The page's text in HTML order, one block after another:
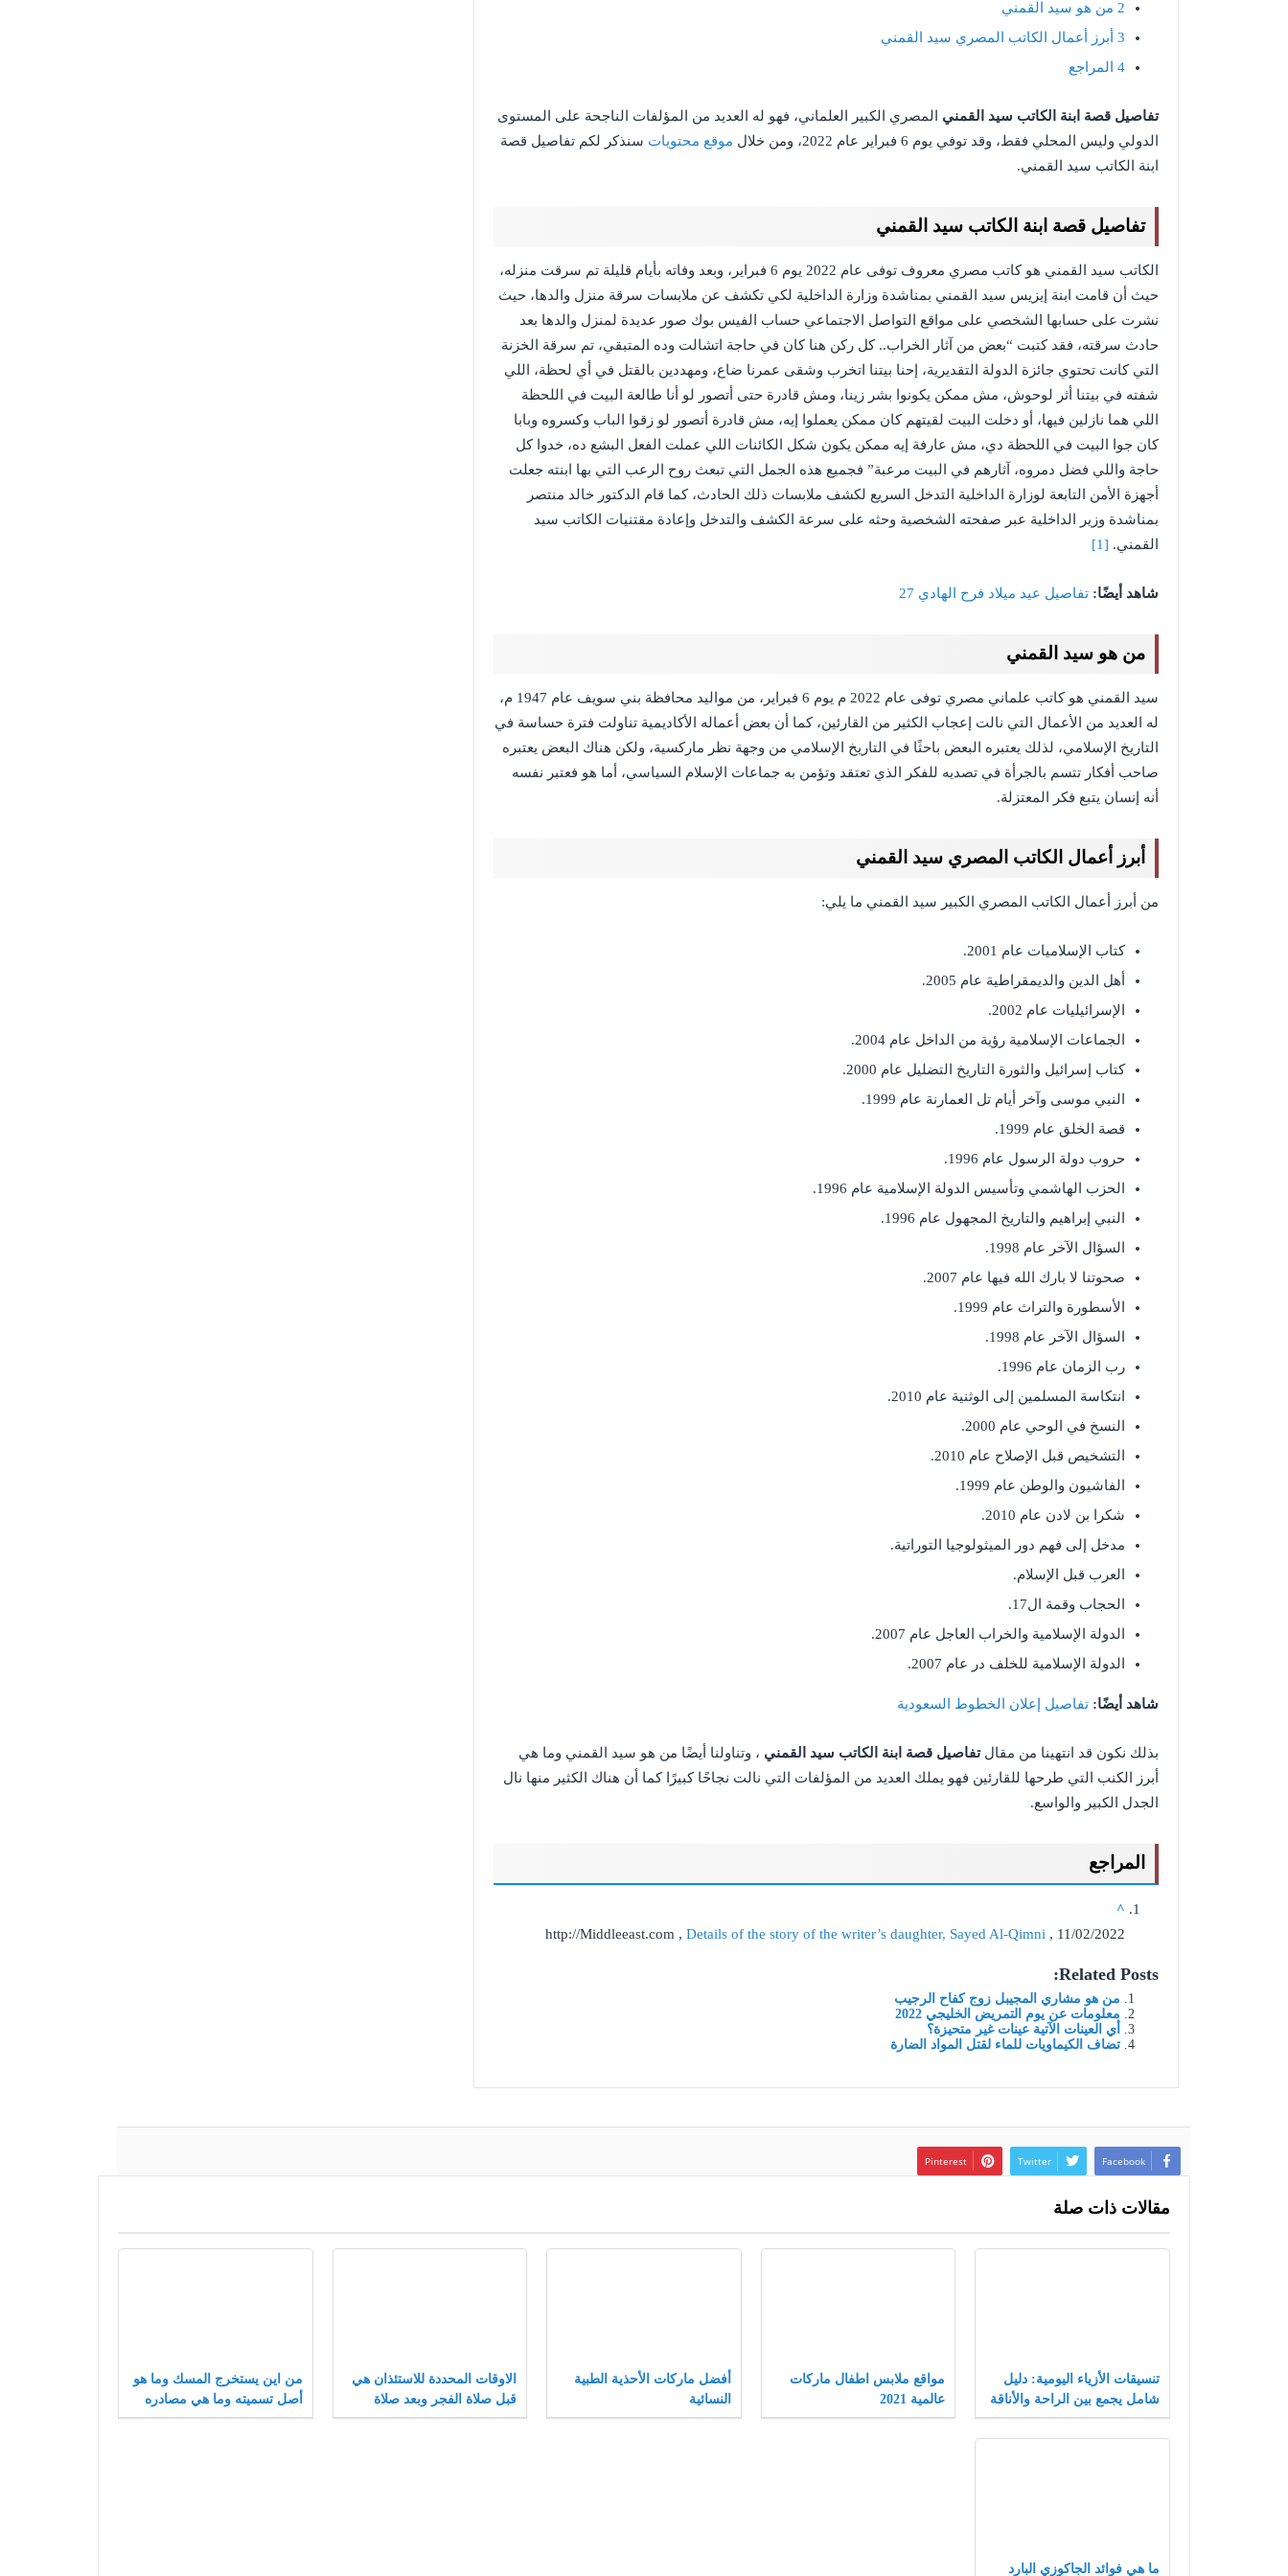
2 من هو سيد القمني
3 أبرز أعمال الكاتب المصري سيد القمني
4 المراجع
تفاصيل قصة ابنة الكاتب سيد القمني المصري الكبير العلماني، فهو له العديد من المؤلفات الناجحة على المستوى
الدولي وليس المحلي فقط، وقد توفي يوم 6 فبراير عام 2022، ومن خلال
موقع محتويات سنذكر لكم تفاصيل قصة
ابنة الكاتب سيد القمني.
تفاصيل قصة ابنة الكاتب سيد القمني
الكاتب سيد القمني هو كاتب مصري معروف توفى عام 2022 يوم 6 فبراير، وبعد وفاته بأيام قليلة تم سرقت منزله،
حيث أن قامت ابنة إيزيس سيد القمني بمناشدة وزارة الداخلية لكي تكشف عن ملابسات سرقة منزل والدها، حيث
نشرت على حسابها الشخصي على مواقع التواصل الاجتماعي حساب الفيس بوك صور عديدة لمنزل والدها بعد
حادث سرقته، فقد كتبت “بعض من آثار الخراب.. كل ركن هنا كان في حاجة اتشالت وده المتبقي، تم سرقة الخزنة
التي كانت تحتوي جائزة الدولة التقديرية، إحنا بيتنا اتخرب وشقى عمرنا ضاع، ومهددين بالقتل في أي لحظة، اللي
شفته في بيتنا أثر لوحوش، مش ممكن يكونوا بشر زينا، ومش قادرة حتى أتصور لو أنا طالعة البيت في اللحظة
اللي هما نازلين فيها، أو دخلت البيت لقيتهم كان ممكن يعملوا إيه، مش قادرة أتصور لو زقوا الباب وكسروه وبابا
كان جوا البيت في اللحظة دي، مش عارفة إيه ممكن يكون شكل الكائنات اللي عملت الفعل البشع ده، خدوا كل
حاجة واللي فضل دمروه، آثارهم في البيت مرعبة” فجميع هذه الجمل التي تبعث روح الرعب التي بها ابنته جعلت
أجهزة الأمن التابعة لوزارة الداخلية التدخل السريع لكشف ملابسات ذلك الحادث، كما قام الدكتور خالد منتصر
بمناشدة وزير الداخلية عبر صفحته الشخصية وحثه على سرعة الكشف والتدخل وإعادة مقتنيات الكاتب سيد
القمني. [1]
شاهد أيضًا: تفاصيل عيد ميلاد فرح الهادي 27
من هو سيد القمني
سيد القمني هو كاتب علماني مصري توفى عام 2022 م يوم 6 فبراير، من مواليد محافظة بني سويف عام 1947 م،
له العديد من الأعمال التي نالت إعجاب الكثير من القارئين، كما أن بعض أعماله الأكاديمية تناولت فترة حساسة في
التاريخ الإسلامي، لذلك يعتبره البعض باحثًا في التاريخ الإسلامي من وجهة نظر ماركسية، ولكن هناك البعض يعتبره
صاحب أفكار تتسم بالجرأة في تصديه للفكر الذي تعتقد وتؤمن به جماعات الإسلام السياسي، أما هو فعتبر نفسه
أنه إنسان يتبع فكر المعتزلة.
أبرز أعمال الكاتب المصري سيد القمني
من أبرز أعمال الكاتب المصري الكبير سيد القمني ما يلي:
كتاب الإسلاميات عام 2001.
أهل الدين والديمقراطية عام 2005.
الإسرائيليات عام 2002.
الجماعات الإسلامية رؤية من الداخل عام 2004.
كتاب إسرائيل والثورة التاريخ التضليل عام 2000.
النبي موسى وآخر أيام تل العمارنة عام 1999.
قصة الخلق عام 1999.
حروب دولة الرسول عام 1996.
الحزب الهاشمي وتأسيس الدولة الإسلامية عام 1996.
النبي إبراهيم والتاريخ المجهول عام 1996.
السؤال الآخر عام 1998.
صحوتنا لا بارك الله فيها عام 2007.
الأسطورة والتراث عام 1999.
السؤال الآخر عام 1998.
رب الزمان عام 1996.
انتكاسة المسلمين إلى الوثنية عام 2010.
النسخ في الوحي عام 2000.
التشخيص قبل الإصلاح عام 2010.
الفاشيون والوطن عام 1999.
شكرا بن لادن عام 2010.
مدخل إلى فهم دور الميثولوجيا التوراتية.
العرب قبل الإسلام.
الحجاب وقمة ال17.
الدولة الإسلامية والخراب العاجل عام 2007.
الدولة الإسلامية للخلف در عام 2007.
شاهد أيضًا: تفاصيل إعلان الخطوط السعودية
بذلك نكون قد انتهينا من مقالتفاصيل قصة ابنة الكاتب سيد القمني ، وتناولنا أيضًا من هو سيد القمني وما هي
أبرز الكنب التي طرحها للقارئين فهو يملك العديد من المؤلفات التي نالت نجاحًا كبيرًا كما أن هناك الكثير منها نال
الجدل الكبير والواسع.
المراجع
^
http://Middleeast.com , Details of the story of the writer’s daughter, Sayed Al-Qimni , 11/02/2022
Related Posts:
من هو مشاري المجيبل زوج كفاح الرجيب
معلومات عن يوم التمريض الخليجي 2022
أي العينات الآتية عينات غير متحيزة؟
تضاف الكيماويات للماء لقتل المواد الضارة
Facebook
Twitter
Pinterest
مقالات ذات صلة
تنسيقات الأزياء اليومية: دليل
شامل يجمع بين الراحة والأناقة
لتجربة تسوق لا مثيل لها.
مواقع ملابس اطفال ماركات
عالمية 2021
أفضل ماركات الأحذية الطبية
النسائية
الاوقات المحددة للاستئذان هي
قبل صلاة الفجر وبعد صلاة
من اين يستخرج المسك وما هو
أصل تسميته وما هي مصادره
ما هي فوائد الجاكوزي البارد